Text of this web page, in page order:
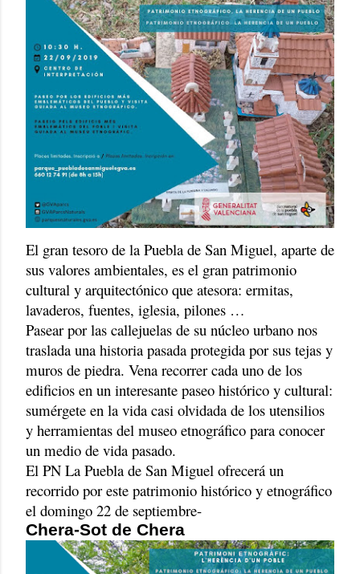
El gran tesoro de la Puebla de San Miguel, aparte de
sus valores ambientales, es el gran patrimonio
cultural y arquitectónico que atesora: ermitas,
lavaderos, fuentes, iglesia, pilones …
Pasear por las callejuelas de su núcleo urbano nos
traslada una historia pasada protegida por sus tejas y
muros de piedra. Vena recorrer cada uno de los
edificios en un interesante paseo histórico y cultural:
sumérgete en la vida casi olvidada de los utensilios
y herramientas del museo etnográfico para conocer
un medio de vida pasado.
El PN La Puebla de San Miguel ofrecerá un
recorrido por este patrimonio histórico y etnográfico
el domingo 22 de septiembre-
Chera-Sot de Chera